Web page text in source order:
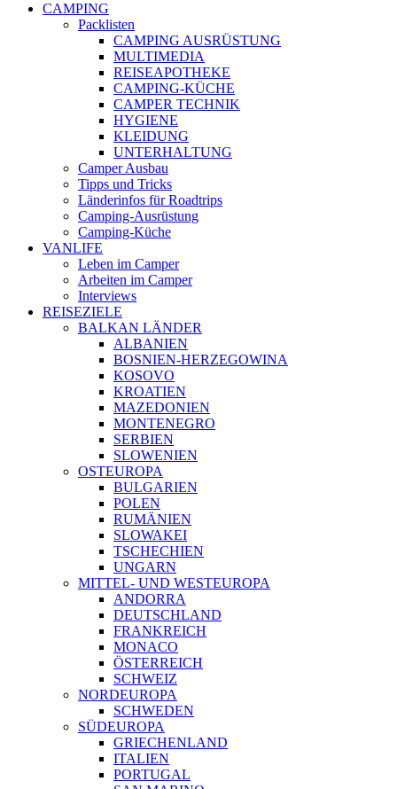
CAMPING
Packlisten
CAMPING AUSRÜSTUNG
MULTIMEDIA
REISEAPOTHEKE
CAMPING-KÜCHE
CAMPER TECHNIK
HYGIENE
KLEIDUNG
UNTERHALTUNG
Camper Ausbau
Tipps und Tricks
Länderinfos für Roadtrips
Camping-Ausrüstung
Camping-Küche
VANLIFE
Leben im Camper
Arbeiten im Camper
Interviews
REISEZIELE
BALKAN LÄNDER
ALBANIEN
BOSNIEN-HERZEGOWINA
KOSOVO
KROATIEN
MAZEDONIEN
MONTENEGRO
SERBIEN
SLOWENIEN
OSTEUROPA
BULGARIEN
POLEN
RUMÄNIEN
SLOWAKEI
TSCHECHIEN
UNGARN
MITTEL- UND WESTEUROPA
ANDORRA
DEUTSCHLAND
FRANKREICH
MONACO
ÖSTERREICH
SCHWEIZ
NORDEUROPA
SCHWEDEN
SÜDEUROPA
GRIECHENLAND
ITALIEN
PORTUGAL